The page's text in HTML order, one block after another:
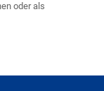
oder als